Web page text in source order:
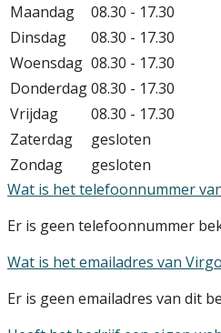
Maandag
08.30 - 17.30
Dinsdag
08.30 - 17.30
Woensdag 08.30 - 17.30
Donderdag08.30 - 17.30
Vrijdag
08.30 - 17.30
Zaterdag
gesloten
Zondag
gesloten
Wat is het telefoonnummer
Er is geen telefoonnummer
Wat is het emailadres van
Er is geen emailadres van dit